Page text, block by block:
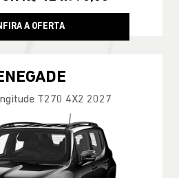
A OFERTA
T270 4X2 2027